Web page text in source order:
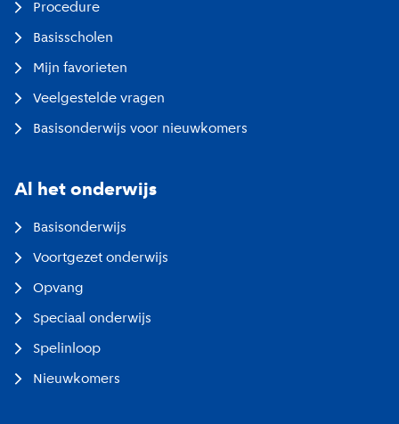
Procedure
Basisscholen
Mijn favorieten
Veelgestelde vragen
Basisonderwijs voor nieuwkomers
Al het onderwijs
Basisonderwijs
Voortgezet onderwijs
Opvang
Speciaal onderwijs
Spelinloop
Nieuwkomers